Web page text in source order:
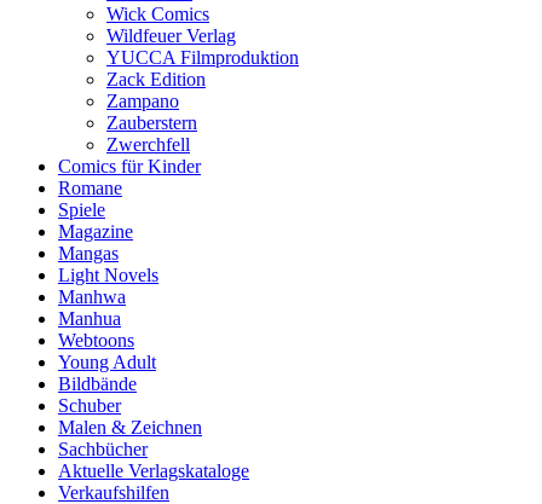
Wick Comics
Wildfeuer Verlag
YUCCA Filmproduktion
Zack Edition
Zampano
Zauberstern
Zwerchfell
Comics für Kinder
Romane
Spiele
Magazine
Mangas
Light Novels
Manhwa
Manhua
Webtoons
Young Adult
Bildbände
Schuber
Malen & Zeichnen
Sachbücher
Aktuelle Verlagskataloge
Verkaufshilfen